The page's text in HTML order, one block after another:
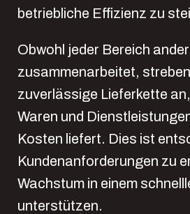
betriebliche Effizienz zu
Obwohl jeder Bereich
zusammenarbeitet,
zuverlässige Lieferkette
Waren und
Kosten liefert. Dies ist
Kundenanforderungen zu
Wachstum in einem
unterstützen.